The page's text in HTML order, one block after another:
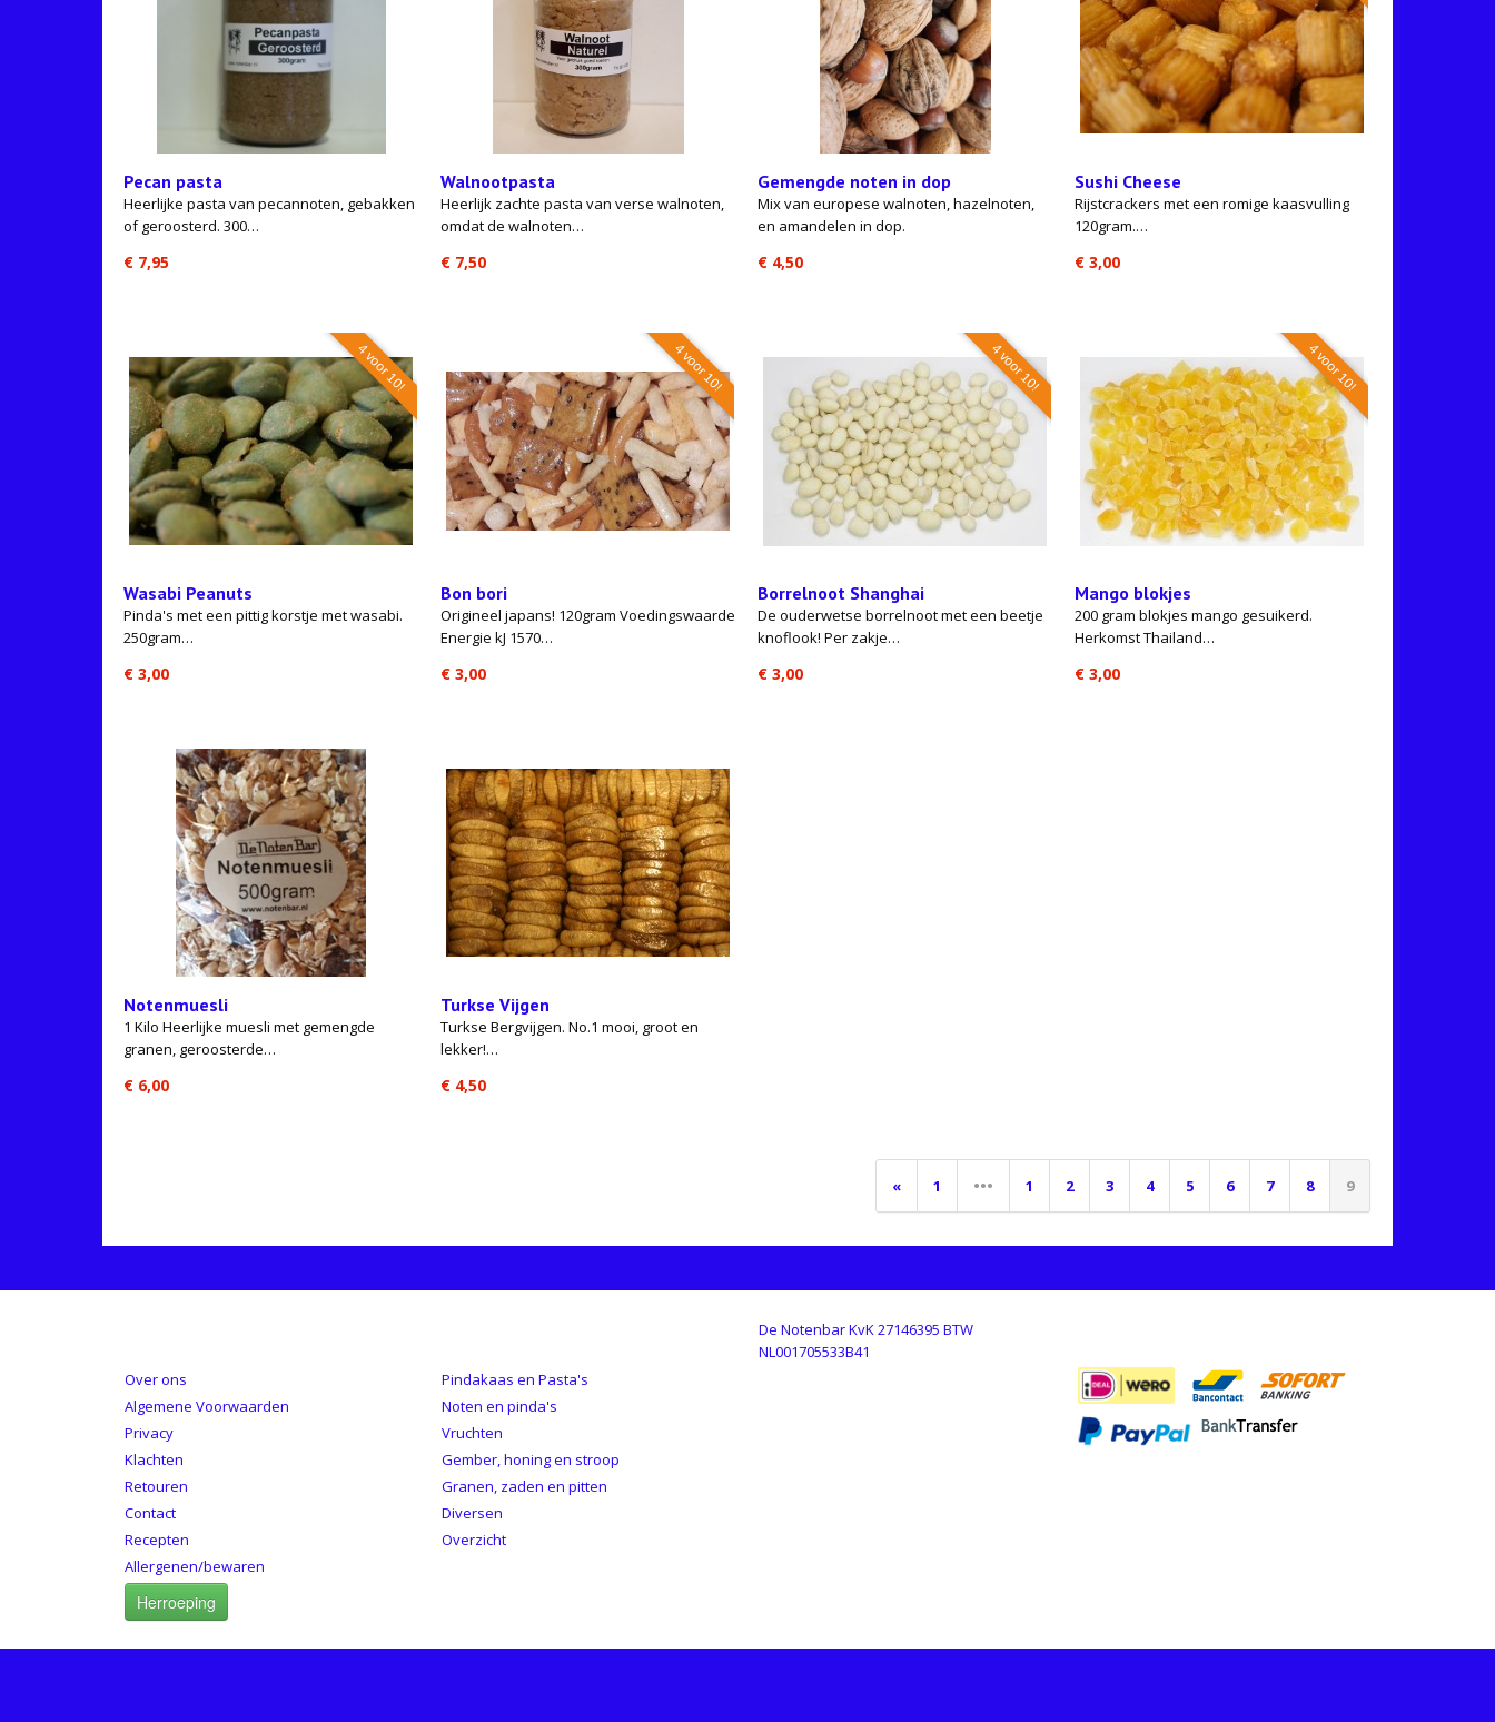
Pecan pasta
Heerlijke pasta van pecannoten, gebakken
of geroosterd. 300…
€ 7,95
Walnootpasta
Heerlijk zachte pasta van verse walnoten,
omdat de walnoten…
€ 7,50
Gemengde noten in dop
Mix van europese walnoten, hazelnoten,
en amandelen in dop.
€ 4,50
Sushi Cheese
Rijstcrackers met een romige kaasvulling
120gram.…
€ 3,00
4 voor 10!
Wasabi Peanuts
Pinda's met een pittig korstje met wasabi.
250gram…
€ 3,00
4 voor 10!
Bon bori
Origineel japans! 120gram Voedingswaarde
Energie kJ 1570…
€ 3,00
4 voor 10!
Borrelnoot Shanghai
De ouderwetse borrelnoot met een beetje
knoflook! Per zakje…
€ 3,00
4 voor 10!
Mango blokjes
200 gram blokjes mango gesuikerd.
Herkomst Thailand…
€ 3,00
Notenmuesli
1 Kilo Heerlijke muesli met gemengde
granen, geroosterde…
€ 6,00
Turkse Vijgen
Turkse Bergvijgen. No.1 mooi, groot en
lekker!…
€ 4,50
« 1 ••• 1 2 3 4 5 6 7 8 9
Over ons
Algemene Voorwaarden
Privacy
Klachten
Retouren
Contact
Recepten
Allergenen/bewaren
Herroeping
Pindakaas en Pasta's
Noten en pinda's
Vruchten
Gember, honing en stroop
Granen, zaden en pitten
Diversen
Overzicht
De Notenbar KvK 27146395 BTW
NL001705533B41